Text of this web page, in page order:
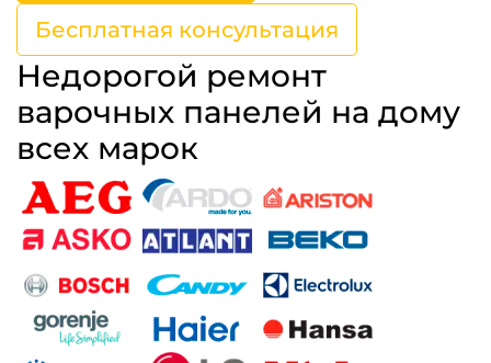
Бесплатная консультация
Недорогой ремонт
варочных панелей на дому
всех марок